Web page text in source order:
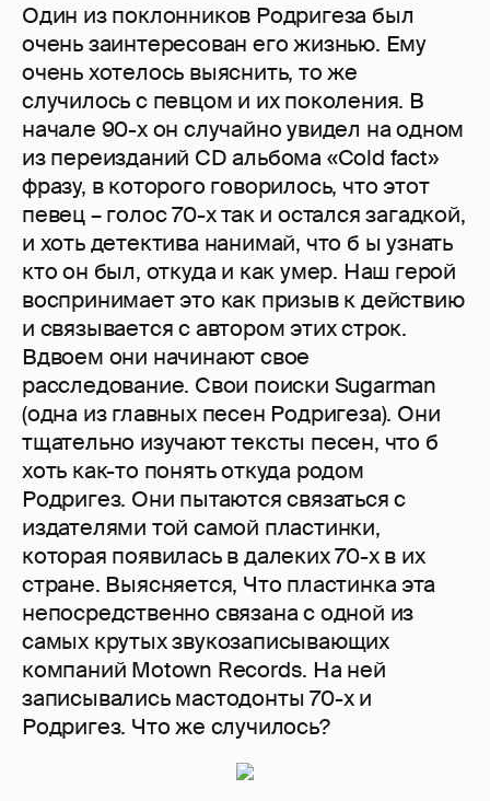
Один из поклонников Родригеза был
очень заинтересован его жизнью. Ему
очень хотелось выяснить, то же
случилось с певцом и их поколения. В
начале 90-х он случайно увидел на одном
из переизданий CD альбома «Cold fact»
фразу, в которого говорилось, что этот
певец – голос 70-х так и остался загадкой,
и хоть детектива нанимай, что б ы узнать
кто он был, откуда и как умер. Наш герой
воспринимает это как призыв к действию
и связывается с автором этих строк.
Вдвоем они начинают свое
расследование. Свои поиски Sugarman
(одна из главных песен Родригеза). Они
тщательно изучают тексты песен, что б
хоть как-то понять откуда родом
Родригез. Они пытаются связаться с
издателями той самой пластинки,
которая появилась в далеких 70-х в их
стране. Выясняется, Что пластинка эта
непосредственно связана с одной из
самых крутых звукозаписывающих
компаний Motown Records. На ней
записывались мастодонты 70-х и
Родригез. Что же случилось?